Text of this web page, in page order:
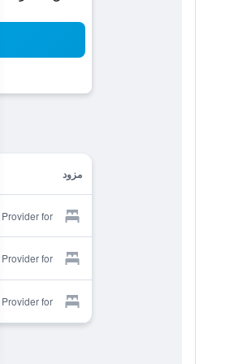
مزود
Provider for واتامو صن فلاور هاوس
Provider for واتامو صن فلاور هاوس
Provider for واتامو صن فلاور هاوس